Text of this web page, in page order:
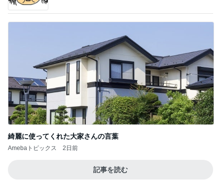
綺麗に使ってくれた大家さんの言葉
Amebaトピックス 2日前
記事を読む